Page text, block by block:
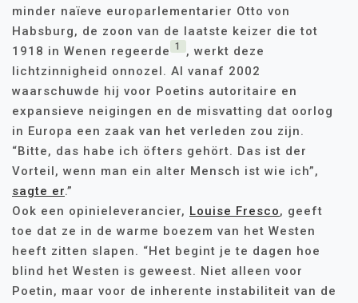
minder naïeve europarlementarier Otto von
Habsburg, de zoon van de laatste keizer die tot
1918 in Wenen regeerde 1
, werkt deze
lichtzinnigheid onnozel. Al vanaf 2002
waarschuwde hij voor Poetins autoritaire en
expansieve neigingen en de misvatting dat oorlog
in Europa een zaak van het verleden zou zijn.
“Bitte, das habe ich öfters gehört. Das ist der
Vorteil, wenn man ein alter Mensch ist wie ich”,
sagte er.”
Ook een opinieleverancier, Louise Fresco, geeft
toe dat ze in de warme boezem van het Westen
heeft zitten slapen. “Het begint je te dagen hoe
blind het Westen is geweest. Niet alleen voor
Poetin, maar voor de inherente instabiliteit van de